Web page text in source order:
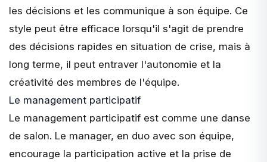
les décisions et les communique à son équipe. Ce
style peut être efficace lorsqu'il s'agit de prendre
des décisions rapides en situation de crise, mais à
long terme, il peut entraver l'autonomie et la
créativité des membres de l'équipe.
Le management participatif
Le management participatif est comme une danse
de salon. Le manager, en duo avec son équipe,
encourage la participation active et la prise de